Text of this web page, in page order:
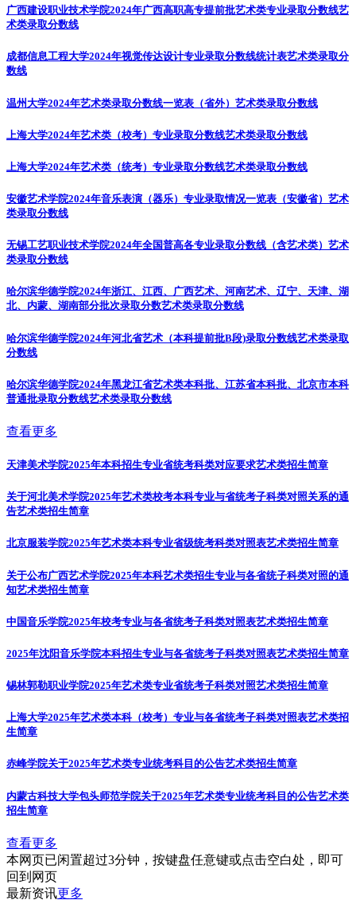
广西建设职业技术学院2024年广西高职高专提前批艺术类专业录取分数线艺
术类录取分数线
成都信息工程大学2024年视觉传达设计专业录取分数线统计表艺术类录取分
数线
温州大学2024年艺术类录取分数线一览表（省外） 艺术类录取分数线
上海大学2024年艺术类（校考）专业录取分数线艺术类录取分数线
上海大学2024年艺术类（统考）专业录取分数线艺术类录取分数线
安徽艺术学院2024年音乐表演（器乐）专业录取情况一览表（安徽省） 艺术
类录取分数线
无锡工艺职业技术学院2024年全国普高各专业录取分数线（含艺术类） 艺术
类录取分数线
哈尔滨华德学院2024年浙江、江西、广西艺术、河南艺术、辽宁、天津、湖
北、内蒙、湖南部分批次录取分数艺术类录取分数线
哈尔滨华德学院2024年河北省艺术（本科提前批B段)录取分数线艺术类录取
分数线
哈尔滨华德学院2024年黑龙江省艺术类本科批、江苏省本科批、北京市本科
普通批录取分数线艺术类录取分数线
查看更多
天津美术学院2025年本科招生专业省统考科类对应要求艺术类招生简章
关于河北美术学院2025年艺术类校考本科专业与省统考子科类对照关系的通
告艺术类招生简章
北京服装学院2025年艺术类本科专业省级统考科类对照表艺术类招生简章
关于公布广西艺术学院2025年本科艺术类招生专业与各省统子科类对照的通
知艺术类招生简章
中国音乐学院2025年校考专业与各省统考子科类对照表艺术类招生简章
2025年沈阳音乐学院本科招生专业与各省统考子科类对照表艺术类招生简章
锡林郭勒职业学院2025年艺术类专业省统考子科类对照艺术类招生简章
上海大学2025年艺术类本科（校考）专业与各省统考子科类对照表艺术类招
生简章
赤峰学院关于2025年艺术类专业统考科目的公告艺术类招生简章
内蒙古科技大学包头师范学院关于2025年艺术类专业统考科目的公告艺术类
招生简章
查看更多
本网页已闲置超过3分钟，按键盘任意键或点击空白处，即可
回到网页
最新资讯更多